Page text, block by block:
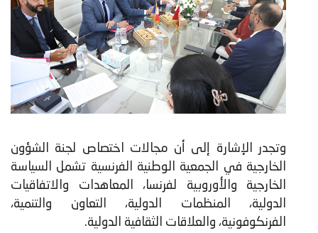
وتجدر الإشارة إلى أن مجالات اختصاص لجنة الشؤون
الخارجية في الجمعية الوطنية الفرنسية تشمل السياسة
الخارجية والأوروبية لفرنسا، المعاهدات والاتفاقيات
الدولية، المنظمات الدولية، التعاون والتنمية،
الفرنكوفونية، والعلاقات الثقافية الدولية.